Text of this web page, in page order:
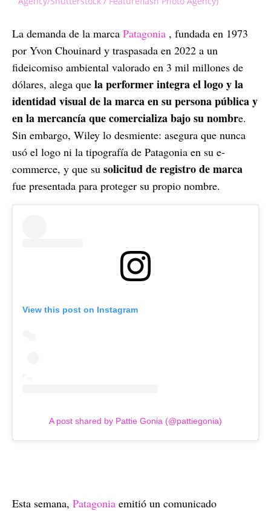
La demanda de la marca Patagonia , fundada en 1973
por Yvon Chouinard y traspasada en 2022 a un
fideicomiso ambiental valorado en 3 mil millones de
dólares, alega que la performer integra el logo y la
identidad visual de la marca en su persona pública y
en la mercancía que comercializa bajo su nombre.
Sin embargo, Wiley lo desmiente: asegura que nunca
usó el logo ni la tipografía de Patagonia en su e-
commerce, y que su solicitud de registro de marca
fue presentada para proteger su propio nombre.
View this post on Instagram
A post shared by Pattie Gonia (@pattiegonia)
Esta semana, Patagonia emitió un comunicado